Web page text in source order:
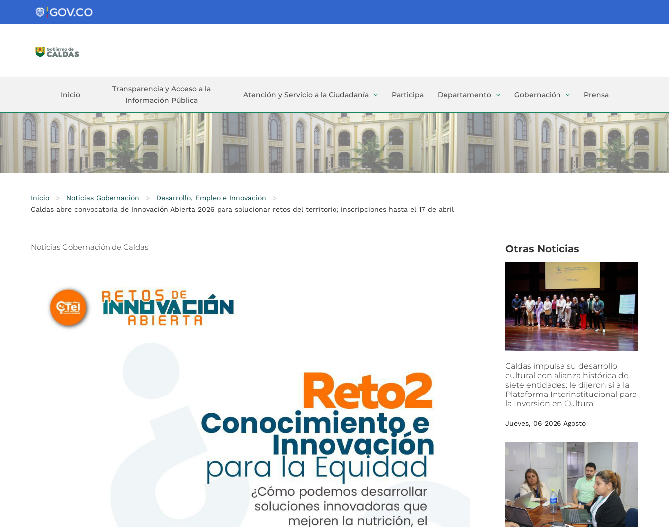
Gobernación
Inicio
Transparencia y Acceso a la
Información Pública
Atención y Servicio a la Ciudadanía Participa Departamento Gobernación Prensa
Inicio > Noticias Gobernación > Desarrollo, Empleo e Innovación
>
Caldas abre convocatoria de Innovación Abierta 2026 para solucionar retos del territorio; inscripciones hasta el 17 de abril
Noticias Gobernación de Caldas Otras Noticias
Caldas impulsa su desarrollo
cultural con alianza histórica de
siete entidades: le dijeron sí a la
Plataforma Interinstitucional para
la Inversión en Cultura
Jueves, 06 2026 Agosto